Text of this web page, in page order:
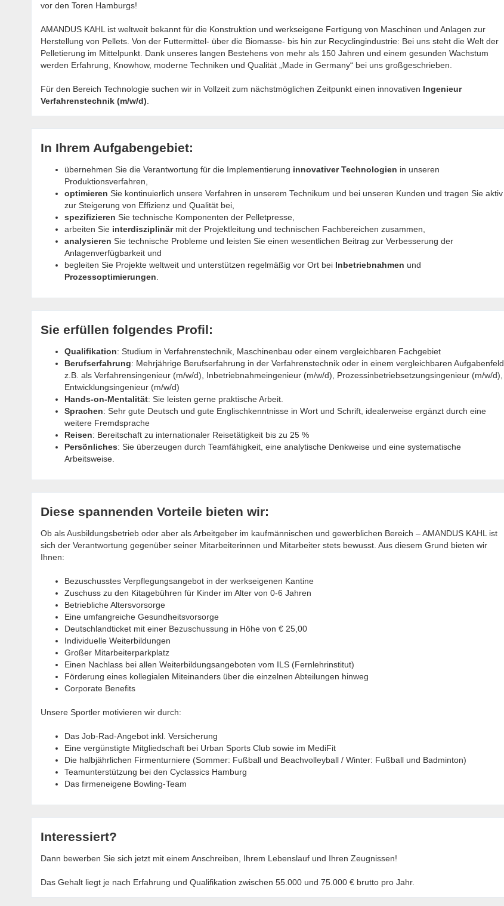
vor den Toren Hamburgs!
AMANDUS KAHL ist weltweit bekannt für die Konstruktion und werkseigene Fertigung von Maschinen und Anlagen zur
Herstellung von Pellets. Von der Futtermittel- über die Biomasse- bis hin zur Recyclingindustrie: Bei uns steht die Welt der
Pelletierung im Mittelpunkt. Dank unseres langen Bestehens von mehr als 150 Jahren und einem gesunden Wachstum
werden Erfahrung, Knowhow, moderne Techniken und Qualität „Made in Germany“ bei uns großgeschrieben.
Für den Bereich Technologie suchen wir in Vollzeit zum nächstmöglichen Zeitpunkt einen innovativen Ingenieur
Verfahrenstechnik (m/w/d)
In Ihrem Aufgabengebiet:
übernehmen Sie die Verantwortung für die Implementierung innovativer Technologien in unseren
Produktionsverfahren,
optimieren Sie kontinuierlich unsere Verfahren in unserem Technikum und bei unseren Kunden und tragen Sie aktiv
zur Steigerung von Effizienz und Qualität bei,
spezifizieren Sie technische Komponenten der Pelletpresse,
arbeiten Sie interdisziplinärmit der Projektleitung und technischen Fachbereichen zusammen,
analysieren Sie technische Probleme und leisten Sie einen wesentlichen Beitrag zur Verbesserung der
Anlagenverfügbarkeit und
begleiten Sie Projekte weltweit und unterstützen regelmäßig vor Ort bei Inbetriebnahmen und
Prozessoptimierungen
Sie erfüllen folgendes Profil:
Qualifikation: Studium in Verfahrenstechnik, Maschinenbau oder einem vergleichbaren Fachgebiet
Berufserfahrung: Mehrjährige Berufserfahrung in der Verfahrenstechnik oder in einem vergleichbaren Aufgabenfeld,
z.B. als Verfahrensingenieur (m/w/d), Inbetriebnahmeingenieur (m/w/d), Prozessinbetriebsetzungsingenieur (m/w/d),
Entwicklungsingenieur (m/w/d)
Hands-on-Mentalität: Sie leisten gerne praktische Arbeit.
Sprachen: Sehr gute Deutsch und gute Englischkenntnisse in Wort und Schrift, idealerweise ergänzt durch eine
weitere Fremdsprache
Reisen: Bereitschaft zu internationaler Reisetätigkeit bis zu 25 %
Persönliches: Sie überzeugen durch Teamfähigkeit, eine analytische Denkweise und eine systematische
Arbeitsweise.
Diese spannenden Vorteile bieten wir:
Ob als Ausbildungsbetrieb oder aber als Arbeitgeber im kaufmännischen und gewerblichen Bereich – AMANDUS KAHL ist
sich der Verantwortung gegenüber seiner Mitarbeiterinnen und Mitarbeiter stets bewusst. Aus diesem Grund bieten wir
Ihnen:
Bezuschusstes Verpflegungsangebot in der werkseigenen Kantine
Zuschuss zu den Kitagebühren für Kinder im Alter von 0-6 Jahren
Betriebliche Altersvorsorge
Eine umfangreiche Gesundheitsvorsorge
Deutschlandticket mit einer Bezuschussung in Höhe von € 25,00
Individuelle Weiterbildungen
Großer Mitarbeiterparkplatz
Einen Nachlass bei allen Weiterbildungsangeboten vom ILS (Fernlehrinstitut)
Förderung eines kollegialen Miteinanders über die einzelnen Abteilungen hinweg
Corporate Benefits
Unsere Sportler motivieren wir durch:
Das Job-Rad-Angebot inkl. Versicherung
Eine vergünstigte Mitgliedschaft bei Urban Sports Club sowie im MediFit
Die halbjährlichen Firmenturniere (Sommer: Fußball und Beachvolleyball / Winter: Fußball und Badminton)
Teamunterstützung bei den Cyclassics Hamburg
Das firmeneigene Bowling-Team
Interessiert?
Dann bewerben Sie sich jetzt mit einem Anschreiben, Ihrem Lebenslauf und Ihren Zeugnissen!
Das Gehalt liegt je nach Erfahrung und Qualifikation zwischen 55.000 und 75.000 € brutto pro Jahr.